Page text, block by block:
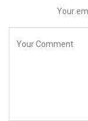
Your